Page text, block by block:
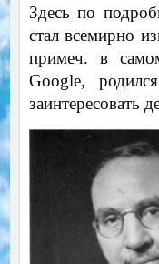
Здесь по
стал всемирно
примеч. в
Google,
заинтересовать